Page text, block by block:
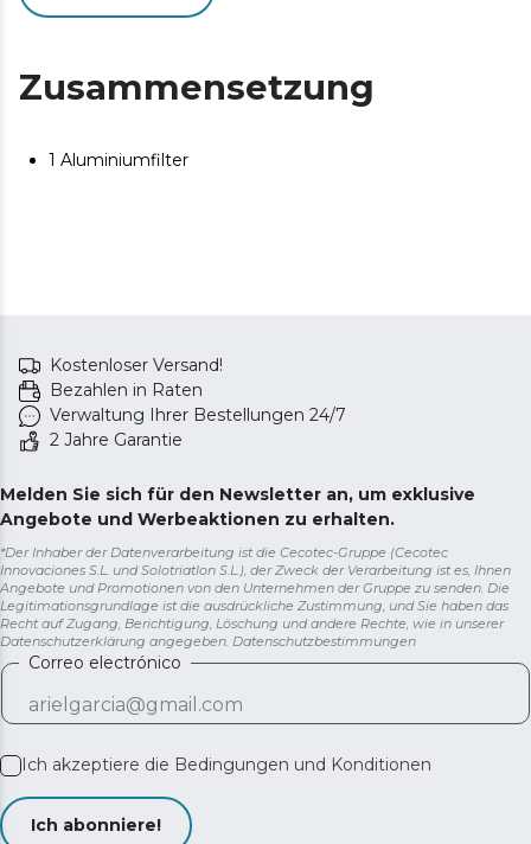
Zusammensetzung
1 Aluminiumfilter
Kostenloser Versand!
Bezahlen in Raten
Verwaltung Ihrer Bestellungen 24/7
2 Jahre Garantie
Melden Sie sich für den Newsletter an, um exklusive
Angebote und Werbeaktionen zu erhalten.
*Der Inhaber der Datenverarbeitung ist die Cecotec-Gruppe (Cecotec
Innovaciones S.L. und Solotriatlon S.L.), der Zweck der Verarbeitung ist es, Ihnen
Angebote und Promotionen von den Unternehmen der Gruppe zu senden. Die
Legitimationsgrundlage ist die ausdrückliche Zustimmung, und Sie haben das
Recht auf Zugang, Berichtigung, Löschung und andere Rechte, wie in unserer
Datenschutzerklärung angegeben. Datenschutzbestimmungen
Correo electrónico
Ich akzeptiere die Bedingungen und Konditionen
Ich abonniere!